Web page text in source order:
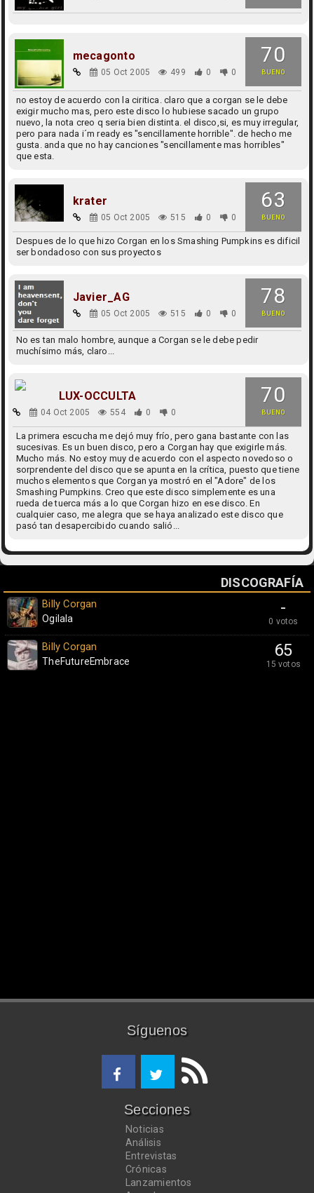
70
BUENO
mecagonto
05 Oct 2005 499 0 0
no estoy de acuerdo con la ciritica. claro que a corgan se le debe
exigir mucho mas, pero este disco lo hubiese sacado un grupo
nuevo, la nota creo q seria bien distinta. el disco,si, es muy irregular,
pero para nada i´m ready es "sencillamente horrible". de hecho me
gusta. anda que no hay canciones "sencillamente mas horribles"
que esta.
63
BUENO
krater
05 Oct 2005 515 0 0
Despues de lo que hizo Corgan en los Smashing Pumpkins es dificil
ser bondadoso con sus proyectos
78
BUENO
Javier_AG
05 Oct 2005 515 0 0
No es tan malo hombre, aunque a Corgan se le debe pedir
muchísimo más, claro...
70
BUENO
LUX-OCCULTA
04 Oct 2005 554 0 0
La primera escucha me dejó muy frío, pero gana bastante con las
sucesivas. Es un buen disco, pero a Corgan hay que exigirle más.
Mucho más. No estoy muy de acuerdo con el aspecto novedoso o
sorprendente del disco que se apunta en la crítica, puesto que tiene
muchos elementos que Corgan ya mostró en el "Adore" de los
Smashing Pumpkins. Creo que este disco simplemente es una
rueda de tuerca más a lo que Corgan hizo en ese disco. En
cualquier caso, me alegra que se haya analizado este disco que
pasó tan desapercibido cuando salió...
DISCOGRAFÍA
-
0 votos
Billy Corgan
Ogilala
65
15 votos
Billy Corgan
TheFutureEmbrace
Síguenos
Secciones
Noticias
Análisis
Entrevistas
Crónicas
Lanzamientos